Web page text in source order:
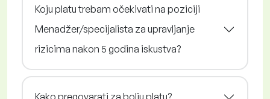
Koju platu trebam očekivati na poziciji
Menadžer/specijalista za upravljanje
rizicima nakon 5 godina iskustva?